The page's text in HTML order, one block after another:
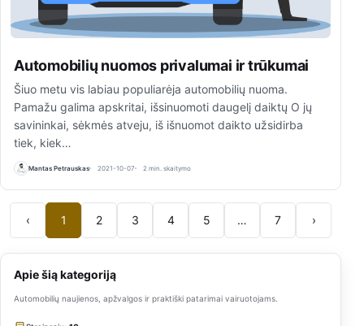
Automobilių nuomos privalumai ir trūkumai
Šiuo metu vis labiau populiarėja automobilių nuoma.
Pamažu galima apskritai, išsinuomoti daugelį daiktų O jų
savininkai, sėkmės atveju, iš išnuomot daikto užsidirba
tiek, kiek…
Mantas Petrauskas 2021-10-07 2 min. skaitymo
‹ 1 2 3 4 5 … 7 ›
Apie šią kategoriją
Automobilių naujienos, apžvalgos ir praktiški patarimai vairuotojams.